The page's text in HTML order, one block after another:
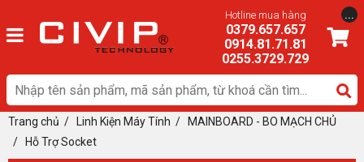
Hotline mua hàng
0379.657.657
0914.81.71.81
0255.3729.729
...
Trang chủ / Linh Kiện Máy Tính / MAINBOARD - BO MẠCH CHỦ
/
Hỗ Trợ Socket